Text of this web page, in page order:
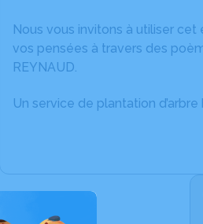
Nous vous invitons à utiliser
vos pensées à travers des
REYNAUD.
Un service de plantation